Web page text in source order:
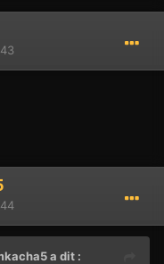
a dit :